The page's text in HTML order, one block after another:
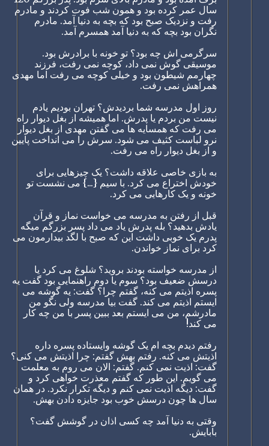
سال عمر کرده بود و همون شب فوت کردند و مادرم
رفت و نزدیک صبح بود که بچه به دنیا آمد. مادرم
نگران بود بچه که به دنیا آمد همسرم آمد.
سرگرمی اش چه بود؟ تو خونه با برادرش بود.
موسیقی گوش نمی داد، کوچه نمی رفت، فرزند
چهارمم شیطون بود و خیلی کوچه می رفت اما مهدی
همراهش نمی رفت.
روز اول مدرسه شما بردیدش؟ تهران بودیم یادم
نیست من بردم یا پدرش. اما همیشه از بغل دیوار راه
می رفت که همسایه ها می گفتن مهدی از بغل دیوار
نرو لباست کثیف می شود. سرش را می انداخت پایین
و از بغل دیوار راه می رفت.
به بازی خاصی علاقه داشت؟ یک چیزهایی برای
خودش اختراع می کرد. با سیم {...} می نشست تو
خونه و یک کارهایی می کرد.
قبل از رفتن به مدرسه می خواست نماز و قرآن
یادش بدهید؟ بله پدرش یاد می داد پسر بزرگم میگه
پدرم یک خوبی داشت این که صبح با لگد بیدارمون می
کرد برای نماز خواندن.
از مدرسه خواسته بودند بروید؟ شلوغ می کرد یا
درسش ضعیف بود؟ سوم یا دوم راهنمایی بود گفت یه
پسره اذیتم می کنه، گفتم چرا؟ گفت: یه گوشه می
ایستم اذیتم می کند. گفت بیا مدرسه ولی نگو من
مادرشم، من می ایستم بعد ببین پسر با من چه کار
می کند!
رفتم دیدم بچه ام یک گوشه وایستاده پسره داره
اذیتش می کنه. رفتم بهش گفتم: چرا اذیتش می کنی؟
گفت: اذیت نمی کنم. گفتم: الان می روم به معلمت
می گویم. این طور که گفتم معذرت خواهی کرد و
گفت: دیگه اذیت نمی کنم و دیگه تکرار نکرد. در همان
سال ها چون درسش خوب بود جایزه دادن بهش.
وقتی به دنیا آمد چه کسی اذان در گوشش گفت؟
بابایش.